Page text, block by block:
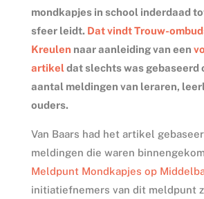
mondkapjes in school inderdaad
sfeer leidt. Dat vindt Trouw-
Kreulen naar aanleiding van een
artikeldat slechts was gebaseerd
aantal meldingen van leraren,
ouders.
Van Baars had het artikel
meldingen die waren
Meldpunt Mondkapjes op
initiatiefnemers van dit meldpunt